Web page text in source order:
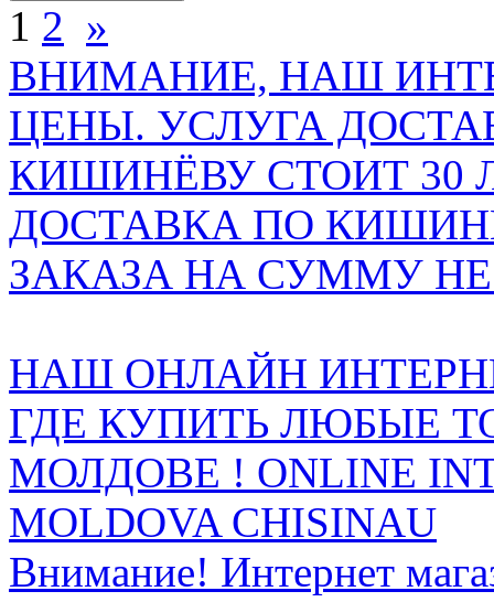
1 2 »
ВНИМАНИЕ, НАШ
ЦЕНЫ. УСЛУГА
КИШИНЁВУ СТОИТ 30
ДОСТАВКА ПО
ЗАКАЗА НА СУММУ НЕ
НАШ ОНЛАЙН
ГДЕ КУПИТЬ ЛЮБЫЕ
МОЛДОВЕ ! ONLINE
MOLDOVA CHISINAU
Внимание! Интернет